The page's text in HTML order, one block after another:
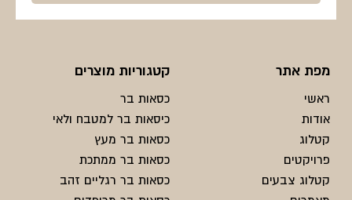
מפת אתר
ראשי
אודות
קטלוג
פרויקטים
קטלוג צבעים
קטגוריות מוצרים
כסאות בר
כיסאות בר למטבח ולאי
כסאות בר מעץ
כסאות בר ממתכת
כסאות בר רגליים זהב